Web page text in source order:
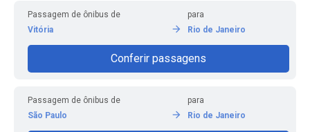
Passagem de ônibus de
Vitória
para
Rio de Janeiro
Conferir passagens
Passagem de ônibus de
São Paulo
para
Rio de Janeiro